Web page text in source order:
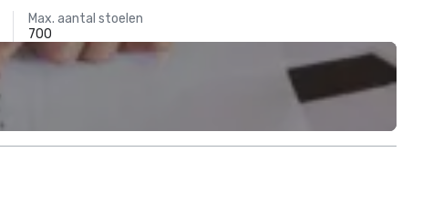
Max. aantal stoelen
700